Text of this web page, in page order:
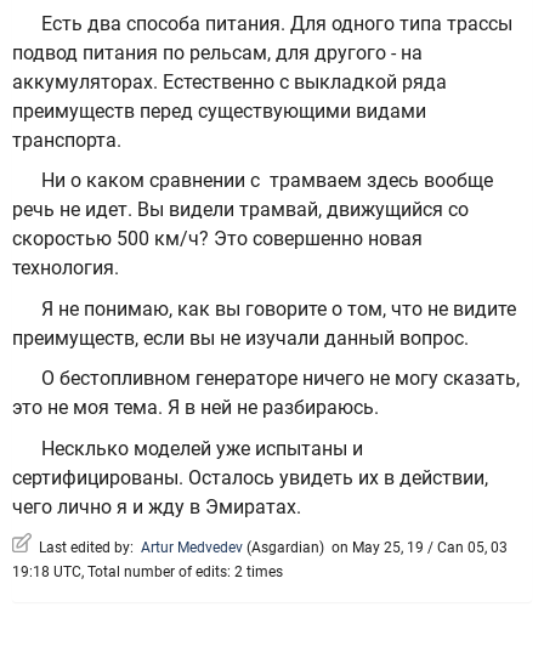
Есть два способа питания. Для одного типа трассы
подвод питания по рельсам, для другого - на
аккумуляторах. Естественно с выкладкой ряда
преимуществ перед существующими видами
транспорта.
Ни о каком сравнении с трамваем здесь вообще
речь не идет. Вы видели трамвай, движущийся со
скоростью 500 км/ч? Это совершенно новая
технология.
Я не понимаю, как вы говорите о том, что не видите
преимуществ, если вы не изучали данный вопрос.
О бестопливном генераторе ничего не могу сказать,
это не моя тема. Я в ней не разбираюсь.
Несклько моделей уже испытаны и
сертифицированы. Осталось увидеть их в действии,
чего лично я и жду в Эмиратах.
Last edited by: Artur Medvedev (Asgardian) on May 25, 19 / Can 05, 03
19:18 UTC, Total number of edits: 2 times